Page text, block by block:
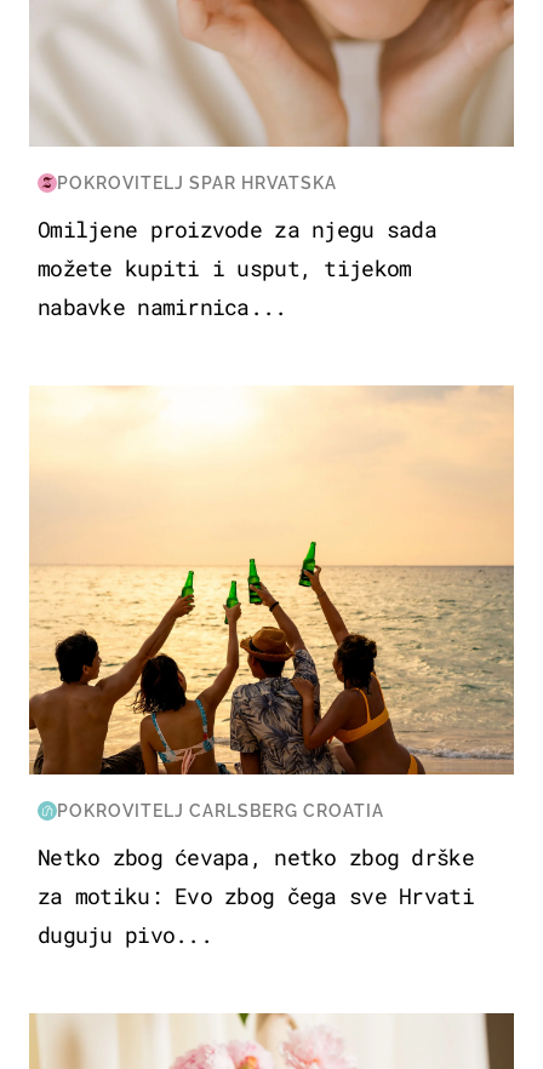
POKROVITELJ SPAR HRVATSKA
Omiljene proizvode za njegu sada
možete kupiti i usput, tijekom
nabavke namirnica...
POKROVITELJ CARLSBERG CROATIA
Netko zbog ćevapa, netko zbog drške
za motiku: Evo zbog čega sve Hrvati
duguju pivo...
MODA & LJEPOTA